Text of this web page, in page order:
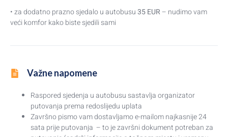
• za dodatno prazno sjedalo u autobusu35 EUR– nudimo vam
veći komfor kako biste sjedili sami
Važne napomene
Raspored sjedenja u autobusu sastavlja organizator
putovanja prema redoslijedu uplata
Završno pismo vam dostavljamo e-mailom najkasnije 24
sata prije putovanja – to je završni dokument potreban za